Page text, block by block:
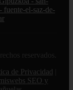
fuente-el-saz-de-
reservados.
de Privacidad
SEO y